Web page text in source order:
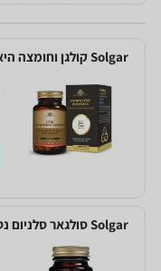
Solgar קולגן וחומצה היאלורונית סולגאר 30 כמוסות
Solgar סולגאר סלניום נטול שמרים 200 מקג